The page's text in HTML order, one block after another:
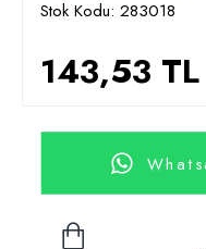
Stok Kodu: 283018
143,53 TL